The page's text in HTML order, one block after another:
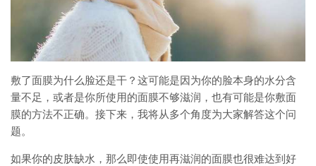
敷了面膜为什么脸还是干？这可能是因为你的脸本身的水分含
量不足，或者是你所使用的面膜不够滋润，也有可能是你敷面
膜的方法不正确。接下来，我将从多个角度为大家解答这个问
题。
如果你的皮肤缺水，那么即使使用再滋润的面膜也很难达到好